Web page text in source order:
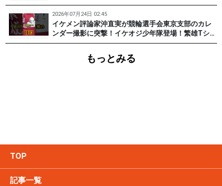
宏樹選手登場！ #pr #松戸けいりん
2026年07月24日 02:45
イケメン評論家沖直実が競輪選手会東京支部のカレ
ンダー撮影に突撃！イケオジ少年隊登場！繁雄Tシャ
ツへの思いとは？ #PR #松戸けいりん #川口満広 #
浦山一栄 #市川健太
もっとみる
TOP
記事一覧